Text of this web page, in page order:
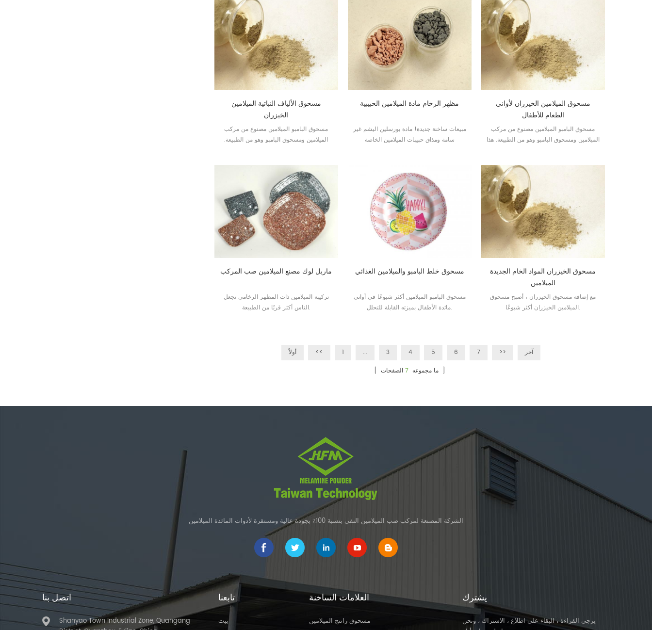
مسحوق الألياف النباتية الميلامين
الخيزران
مسحوق البامبو الميلامين مصنوع من مركب
الميلامين ومسحوق البامبو وهو من الطبيعة.
مظهر الرخام مادة الميلامين الحبيبية
مبيعات ساخنة جديدة! مادة بورسلين اليشم غير
سامة ومذاق حبيبات الميلامين الخاصة
مسحوق الميلامين الخيزران لأواني
الطعام للأطفال
مسحوق البامبو الميلامين مصنوع من مركب
الميلامين ومسحوق البامبو وهو من الطبيعة. هذا
ماربل لوك مصنع الميلامين صب المركب
تركيبة الميلامين ذات المظهر الرخامي تجعل
الناس أكثر قربًا من الطبيعة.
مسحوق خلط البامبو والميلامين الغذائي
مسحوق البامبو الميلامين أكثر شيوعًا في أواني
مائدة الأطفال بميزته القابلة للتحلل.
مسحوق الخيزران المواد الخام الجديدة
الميلامين
مع إضافة مسحوق الخيزران ، أصبح مسحوق
الميلامين الخيزران أكثر شيوعًا.
أولاً << 1 ... 3 4 5 6 7 >>
آخر
[ ما مجموعه 7 الصفحات ]
الشركة المصنعة لمركب صب الميلامين النقي بنسبة 100٪ بجودة عالية ومستقرة لأدوات المائدة الميلامين
اتصل بنا
Shanyao Town Industrial Zone, Quangang
تابعنا
بيت
العلامات الساخنة
مسحوق راتنج الميلامين
يشترك
يرجى القراءة ، البقاء على اطلاع ، الاشتراك ، ونحن